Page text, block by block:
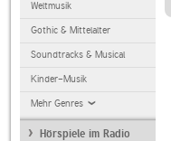
Weltmusik
Gothic & Mittelalter
Soundtracks & Musical
Kinder-Musik
Mehr Genres
Hörspiele im Radio